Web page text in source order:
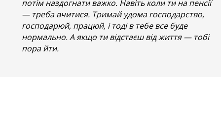
потім наздогнати важко. Навіть коли ти на пенсії
— треба вчитися. Тримай удома господарство,
господарюй, працюй, і тоді в тебе все буде
нормально. А якщо ти відстаєш від життя — тобі
пора йти.